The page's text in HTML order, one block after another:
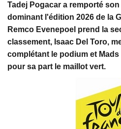
Tadej Pogacar a remporté
dominant l'édition 2026 de la
Remco Evenepoel prend la
classement, Isaac Del Toro,
complétant le podium et
pour sa part le maillot vert.